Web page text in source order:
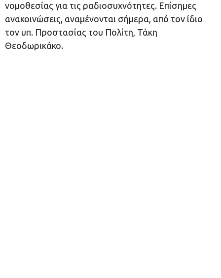
νομοθεσίας για τις ραδιοσυχνότητες. Επίσημες
ανακοινώσεις, αναμένονται σήμερα, από τον ίδιο
τον υπ. Προστασίας του Πολίτη, Τάκη
Θεοδωρικάκο.